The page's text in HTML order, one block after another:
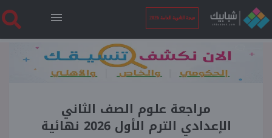
نتيجة الثانوية العامة 2026
الرئيسية
نتيجة الثانوية العامة 2026
مراجعة علوم الصف الثاني
الإعدادي الترم الأول 2026 نهائية